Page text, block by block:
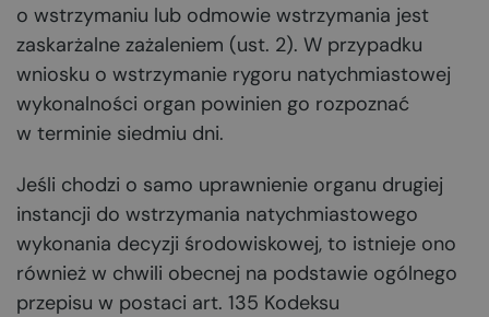
o wstrzymaniu lub odmowie wstrzymania jest
zaskarżalne zażaleniem (ust. 2). W przypadku
wniosku o wstrzymanie rygoru natychmiastowej
wykonalności organ powinien go rozpoznać
w terminie siedmiu dni.
Jeśli chodzi o samo uprawnienie organu drugiej
instancji do wstrzymania natychmiastowego
wykonania decyzji środowiskowej, to istnieje ono
również w chwili obecnej na podstawie ogólnego
przepisu w postaci art. 135 Kodeksu